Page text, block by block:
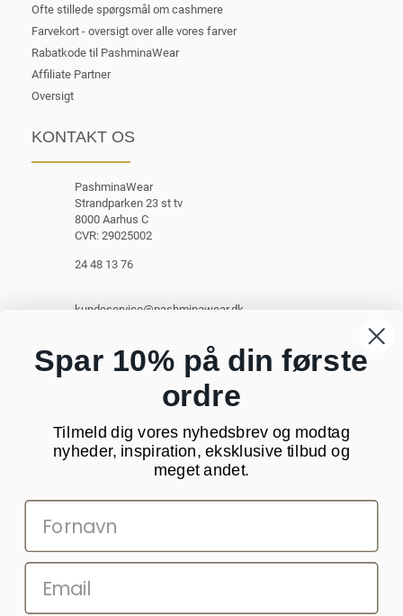
Ofte stillede spørgsmål om cashmere
Farvekort - oversigt over alle vores farver
Rabatkode til PashminaWear
Affiliate Partner
Oversigt
KONTAKT OS
PashminaWear
Strandparken 23 st tv
8000 Aarhus C
CVR: 29025002
24 48 13 76
kundeservice@pashminawear.dk
Spar 10% på din første
ordre
Tilmeld dig vores nyhedsbrev og modtag
nyheder, inspiration, eksklusive tilbud og
meget andet.